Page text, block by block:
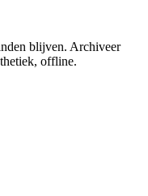
blijven. Archiveer
offline.